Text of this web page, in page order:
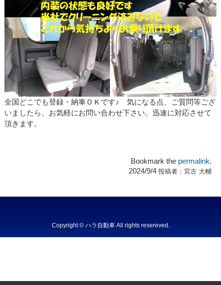
全国どこでも登録・納車ＯＫです♪ 気になる点、ご質問等ござ
いましたら、お気軽にお問い合わせ下さい。迅速に対応させて
頂きます。
Bookmark the permalink.
2024/9/4 投稿者：宮古 大輔
Copyright © ハラ自動車 All rights resereved.Powered by DJCOM Inc.